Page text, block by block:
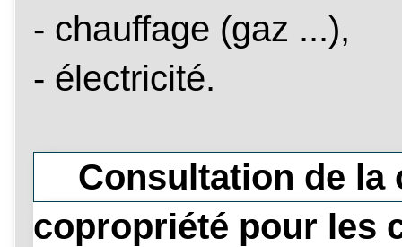
- chauffage (gaz ...),
- électricité.
Consultation de la
copropriété pour les